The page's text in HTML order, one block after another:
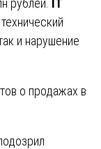
и нарушение
о продажах в